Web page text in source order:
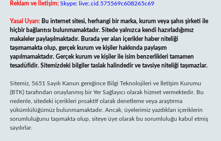
Reklam ve İletişim: Skype: live:.cid.575569c608265c69
Yasal Uyarı: Bu internet sitesi, herhangi bir marka, kurum veya şahıs şirketi ile
hiçbir bağlantısı bulunmamaktadır. Sitede yalnızca kendi hazırladığımız
makaleler paylaşılmaktadır. Burada yer alan içerikler haber niteliği
taşımamakta olup, gerçek kurum ve kişiler hakkında paylaşım
yapılmamaktadır. Gerçek kurum ve kişiler ile isim benzerlikleri tamamen
tesadüfidir. Sitemizdeki bilgiler taslak halindedir ve tavsiye niteliği taşımazlar.
Sitemiz, 5651 Sayılı Kanun gereğince Bilgi Teknolojileri ve İletişim Kurumu
(BTK) tarafından onaylanmış bir Yer Sağlayıcı olarak hizmet vermektedir. Bu
nedenle, sitedeki içerikleri proaktif olarak denetleme veya araştırma
yükümlülüğümüz bulunmamaktadır. Ancak, üyelerimiz yazdıkları içeriklerin
sorumluluğunu taşımakta olup, siteye üye olarak bu sorumluluğu kabul etmiş
sayılırlar.